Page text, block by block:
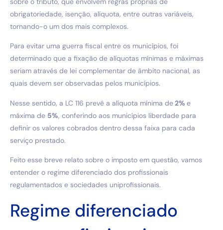
obrigatoriedade, isenção, alíquota, entre outras variáveis,
tornando-o um dos mais complexos.
Para evitar uma guerra fiscal entre os municípios, foi
determinado que a fixação de alíquotas mínimas e máximas
seriam através de lei complementar de âmbito nacional, as
quais devem ser observadas pelos municípios.
Nesse sentido, a LC 116 prevê a alíquota mínima de2% e
máxima de 5%, conferindo aos municípios liberdade para
definir os valores cobrados dentro dessa faixa para cada
serviço prestado.
Feito esse breve relato sobre o imposto em questão, vamos
entender o regime diferenciado dos profissionais
regulamentados e sociedades uniprofissionais.
Regime diferenciado